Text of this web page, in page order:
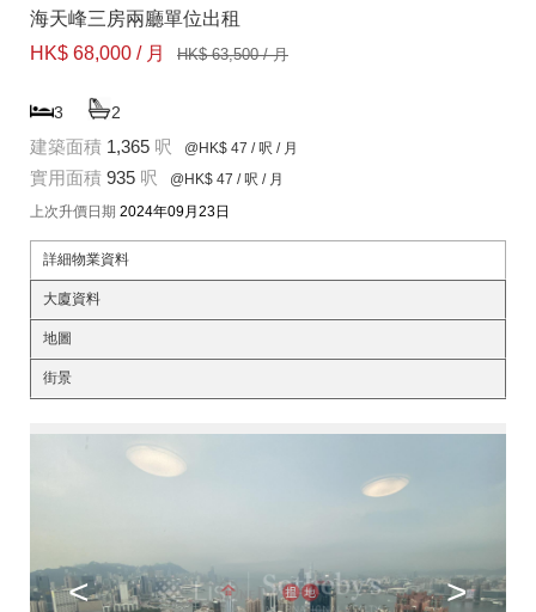
海天峰三房兩廳單位出租
HK$ 68,000 / 月
HK$ 63,500 / 月
3 2
建築面積 1,365 呎 @HK$ 47 / 呎 / 月
實用面積 935 呎 @HK$ 47 / 呎 / 月
上次升價日期 2024年09月23日
詳細物業資料
大廈資料
地圖
街景
< >